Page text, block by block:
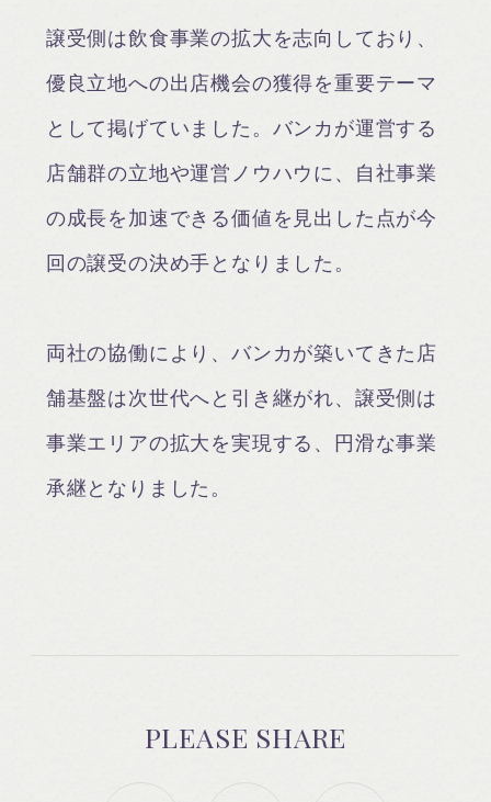
譲受側は飲食事業の拡大を志向しており、
優良立地への出店機会の獲得を重要テーマ
として掲げていました。バンカが運営する
店舗群の立地や運営ノウハウに、自社事業
の成長を加速できる価値を見出した点が今
回の譲受の決め手となりました。
両社の協働により、バンカが築いてきた店
舗基盤は次世代へと引き継がれ、譲受側は
事業エリアの拡大を実現する、円滑な事業
承継となりました。
PLEASE SHARE